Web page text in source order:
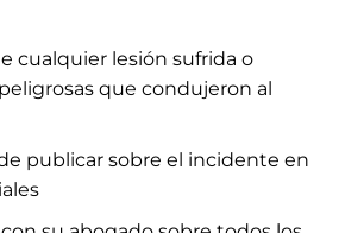
cualquier lesión sufrida o
que condujeron al
publicar sobre el incidente en